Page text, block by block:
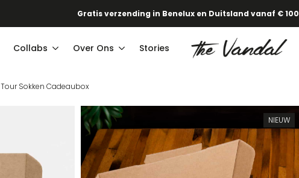
Onze nieuwe Lente/Zomercollectie staat online!
Collabs Over Ons Stories
Tour Sokken Cadeaubox
NIEUW